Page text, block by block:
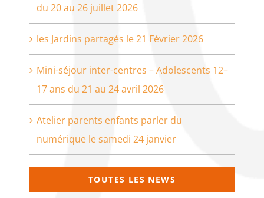
du 20 au 26 juillet 2026
les Jardins partagés le 21 Février 2026
Mini-séjour inter-centres – Adolescents 12–
17 ans du 21 au 24 avril 2026
Atelier parents enfants parler du
numérique le samedi 24 janvier
TOUTES LES NEWS